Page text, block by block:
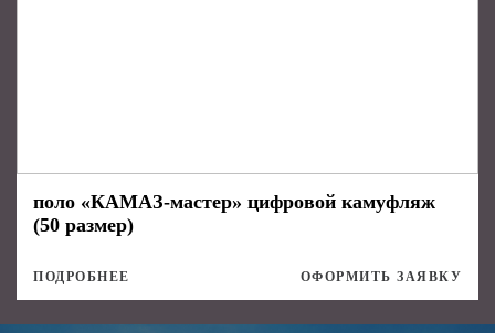
поло «КАМАЗ-мастер» цифровой камуфляж
(50 размер)
ПОДРОБНЕЕ ОФОРМИТЬ ЗАЯВКУ